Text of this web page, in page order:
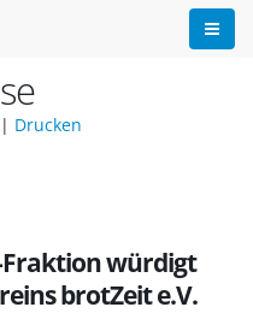
| Drucken
Fraktion würdigt
brotZeit e.V.